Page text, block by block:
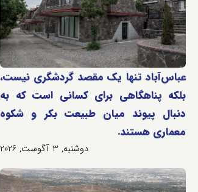
عباس‌آباد تنها یک مقصد گردشگری نیست،
بلکه پناهگاهی برای کسانی است که به
دنبال پیوند میان طبیعت بکر و شکوه
معماری هستند.
دوشنبه, 3 آگوست, 2026